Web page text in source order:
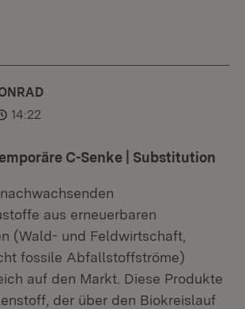
14:22
C-Senke | Substitution
aus erneuerbaren
(Wald- und Feldwirtschaft,
fossile Abfallstoffströme)
auf den Markt. Diese Produkte
der über den Biokreislauf